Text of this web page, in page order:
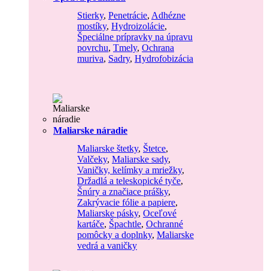
Stierky, Penetrácie, Adhézne
mostíky, Hydroizolácie,
Špeciálne prípravky na úpravu
povrchu, Tmely, Ochrana
muriva, Sadry, Hydrofobizácia
Maliarske náradie
Maliarske štetky, Štetce,
Valčeky, Maliarske sady,
Vaničky, kelímky a mriežky,
Držadlá a teleskopické tyče,
Šnúry a značiace prášky,
Zakrývacie fólie a papiere,
Maliarske pásky, Oceľové
kartáče, Špachtle, Ochranné
pomôcky a doplnky, Maliarske
vedrá a vaničky